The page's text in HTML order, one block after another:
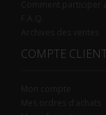
COMPTE CLIENT